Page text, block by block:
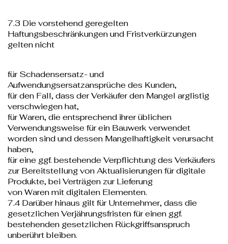
7.3 Die vorstehend geregelten
Haftungsbeschränkungen und Fristverkürzungen
gelten nicht
für Schadensersatz- und
Aufwendungsersatzansprüche des Kunden,
für den Fall, dass der Verkäufer den Mangel arglistig
verschwiegen hat,
für Waren, die entsprechend ihrer üblichen
Verwendungsweise für ein Bauwerk verwendet
worden sind und dessen Mangelhaftigkeit verursacht
haben,
für eine ggf. bestehende Verpflichtung des Verkäufers
zur Bereitstellung von Aktualisierungen für digitale
Produkte, bei Verträgen zur Lieferung
von Waren mit digitalen Elementen.
7.4 Darüber hinaus gilt für Unternehmer, dass die
gesetzlichen Verjährungsfristen für einen ggf.
bestehenden gesetzlichen Rückgriffsanspruch
unberührt bleiben.